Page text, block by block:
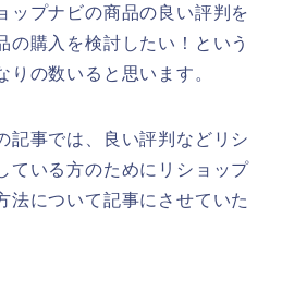
ップナビの商品の良い評判を
の購入を検討したい！という
りの数いると思います。
記事では、良い評判などリシ
ている方のためにリショップ
法について記事にさせていた